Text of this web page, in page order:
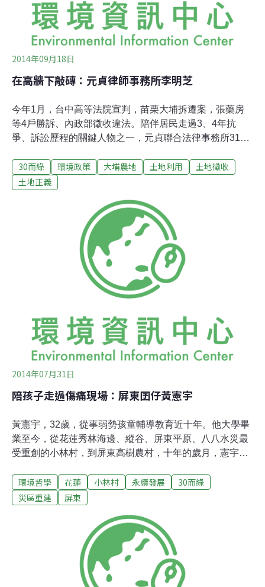
業廢棄物的處理流程。至於介申的媽
2014年09月18日
在高牆下敲磚：元貞律師事務所李明芝
今年1月，台中高等法院宣判，苗栗大埔拆遷案，張藥房
等4戶勝訴、內政部徵收違法。陪伴居民走過3、4年抗
爭、訴訟歷程的關鍵人物之一，元貞聯合法律事務所31歲
跨出法律系 探求人的溫度說話有點快、眼神鮮活的明芝
說：「我是標準的『天龍國』小孩，完全沒想過會參與這
始雙修法律系。大三時，她和男友一起走進民間司法改革
基金會當志工，透過讀書會與電影欣賞，認識人權議題。
明芝開始發現法律訓練的不足：「實用歸實用，但就是工
具、只告訴你遇到糾紛怎麼處理，但法條背後，蘊藏的社
會運作、權力痕跡，卻少被討論。」基於這股不適感，明
芝跑去修社會系的課，因此得到不少思考上的啟發。一路
摸索的過程中，李明芝發覺自己喜歡與「人」有關的議
過要當社工，跑去修社工系的課！」當時的她仍努力考
30而綠 環境政策 大埔農地 土地利用
土地徵收
土地正義
2014年07月31日
陪孩子走過傷痛現場：屏東囝仔黃憲宇
黃憲宇，32歲，從事弱勢孩童輔導教育近十年。他大學畢
業至今，從花蓮秀林海邊、縱谷、屏東平原、八八水災最
受重創的小林村，到屏東高樹農村，十年的歲月，憲宇的
懷」和「輔導」，我猜，他覺得更適切的詞彙，應該會是
「陪伴」。陪伴曾受苦的孩子，在觸動與理解中，學習珍
在泥巴堆裡快樂地打滾，父母親經過窮苦的農村生活，殷
實而上進地成為基層公教人員，帶給下一代的憲宇衣食無
缺、豐足有餘的成長與教育環境。「很長一段時間，我都
沒有意識到，父母其實是比較寵我的。」憲宇在家中排行
老二，也是唯一的男孩，成績優異，行為驕縱。姊姊、妹
環境哲學 花蓮 小林村 永續發展
30而綠
災區重建
屏東